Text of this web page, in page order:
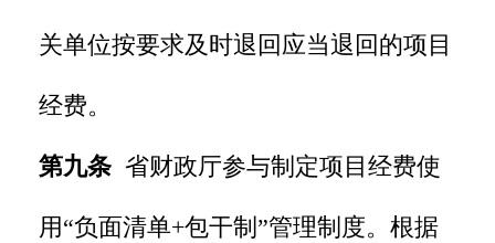
关单位按要求及时退回应当退回的项目
经费。
第九条 省财政厅参与制定项目经费使
用“负面清单+包干制”管理制度。根据